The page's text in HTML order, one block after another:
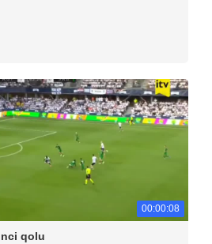
00:00:08
qolu